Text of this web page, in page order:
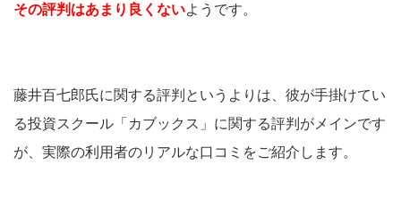
その評判はあまり良くない ようです。
藤井百七郎氏に関する評判というよりは、彼が手掛けてい
る投資スクール「カブックス」に関する評判がメインです
が、実際の利用者のリアルな口コミをご紹介します。